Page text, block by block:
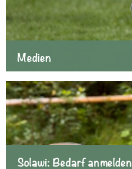
Medien
Solawi: Bedarf anmelden